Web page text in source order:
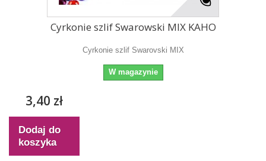
Cyrkonie szlif Swarowski MIX KAHO
Cyrkonie szlif Swarovski MIX
W magazynie
3,40 zł
Dodaj do
koszyka